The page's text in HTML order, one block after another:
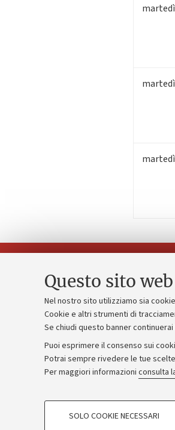
Questo sito
Nel nostro sito utilizziamo sia
Cookie e altri strumenti di
Se chiudi questo banner
Puoi esprimere il consenso sui
Potrai sempre rivedere le tue
Per maggiori informazioni consulta
COOKIE DI PROFILAZIONE -
SOLO COOKIE NECESSARI
martedì
martedì
martedì
Contatti e PEC
Uffici dell'amministrazione generale
Lavora con noi
Alumni community